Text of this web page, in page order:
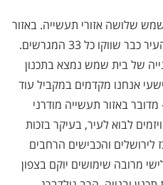
שלושה אזורי תעשייה. באזור
התעשייה לביא שנמצא במערב העיר כבר שווקו כל 33 המגרשים.
של בית שמש נמצא בתכנון
אנחנו מקדמים במקביל עוד
באזור תעשייה מודרני
לבוא לעיר, בעיקר בזכות
לירושלים והכבישים הרחבים
מרובה שימושים יוקם בצפון